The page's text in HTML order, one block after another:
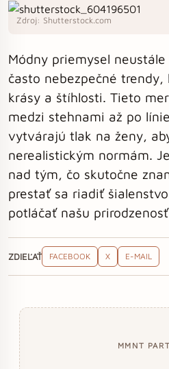
Zdroj: Shutterstock.com
Módny priemysel
často nebezpečné
krásy a štíhlosti. Tieto
medzi stehnami až po
vytvárajú tlak na ženy,
nerealistickým normám.
nad tým, čo skutočne
prestať sa riadiť
potláčať našu
ZDIEĽAŤ FACEBOOK X E-MAIL
MMNT